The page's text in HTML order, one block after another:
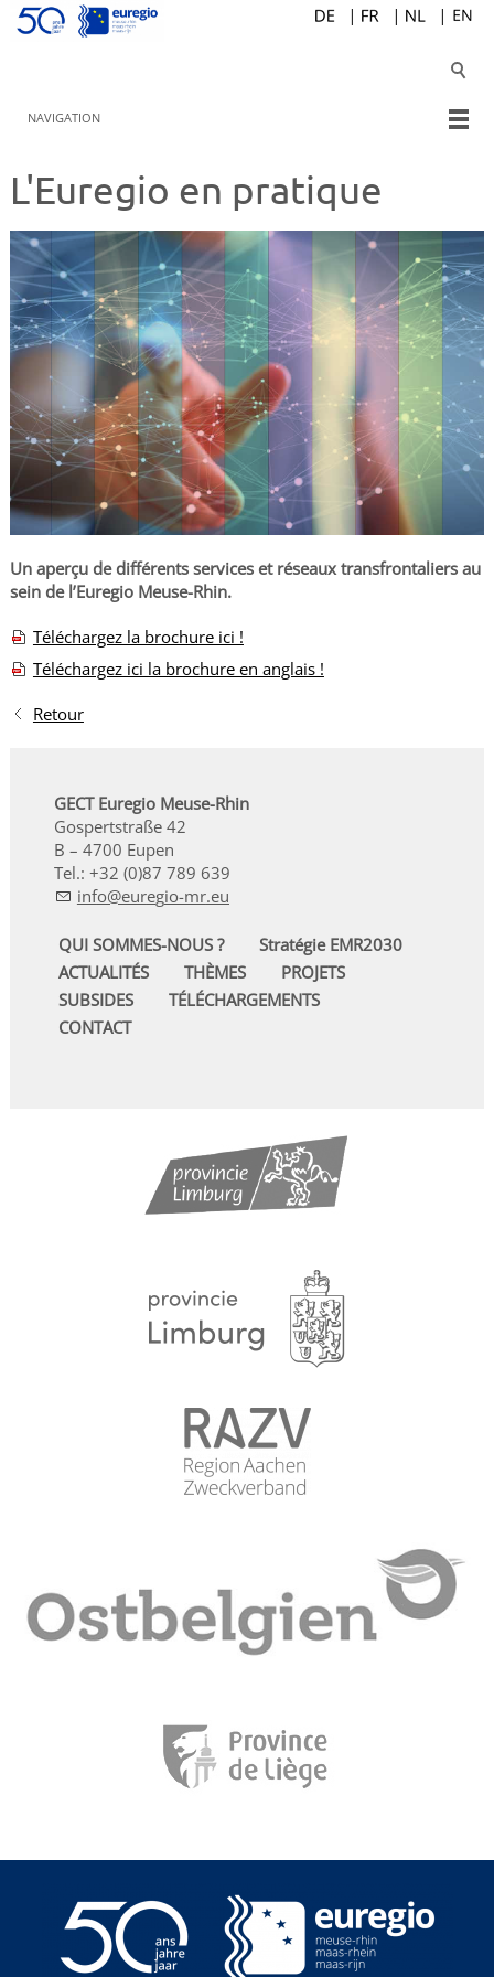
NAVIGATION
L'Euregio en pratique
Un aperçu de différents services et réseaux transfrontaliers au
sein de l’Euregio Meuse-Rhin.
Téléchargez la brochure ici !
Téléchargez ici la brochure en anglais !
Retour
GECT Euregio Meuse-Rhin
Gospertstraße 42
B – 4700 Eupen
Tel.: +32 (0)87 789 639
nf
r g -mr
QUI SOMMES-NOUS ?
Stratégie EMR2030
ACTUALITÉS
THÈMES
PROJETS
SUBSIDES
TÉLÉCHARGEMENTS
CONTACT